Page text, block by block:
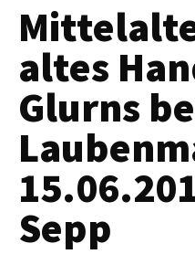
altes
Glurns
Sepp